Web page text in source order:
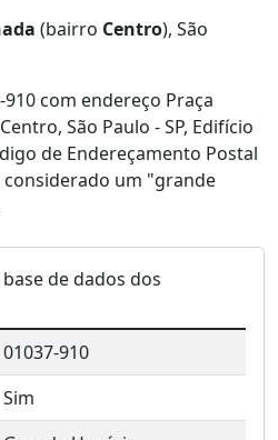
(bairro Centro), São
910 com endereço Praça
São Paulo - SP, Edifício
de Endereçamento Postal
considerado um "grande
de dados dos
01037-910
Sim